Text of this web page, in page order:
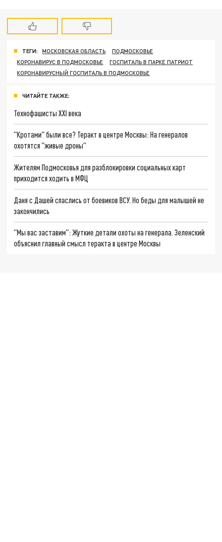
ТЕГИ: МОСКОВСКАЯ ОБЛАСТЬ
ПОДМОСКОВЬЕ
КОРОНАВИРУС В ПОДМОСКОВЬЕ
ГОСПИТАЛЬ В ПАРКЕ ПАТРИОТ
КОРОНАВИРУСНЫЙ ГОСПИТАЛЬ В ПОДМОСКОВЬЕ
ЧИТАЙТЕ ТАКЖЕ:
Технофашисты XXI века
"Кротами" были все? Теракт в центре Москвы: На генералов
охотятся "живые дроны"
Жителям Подмосковья для разблокировки социальных карт
приходится ходить в МФЦ
Даня с Дашей спаслись от боевиков ВСУ. Но беды для малышей не
закончились
"Мы вас заставим": Жуткие детали охоты на генерала. Зеленский
объяснил главный смысл теракта в центре Москвы